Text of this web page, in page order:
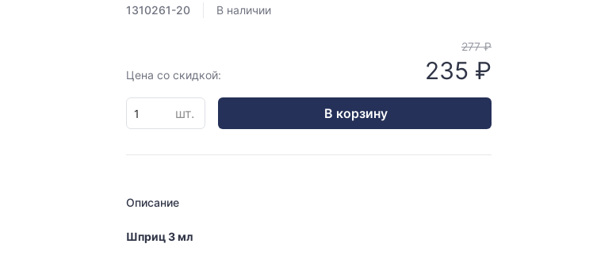
1310261-20 В наличии
Цена со скидкой:
277 ₽
235 ₽
шт. В корзину
Описание
Шприц 3 мл